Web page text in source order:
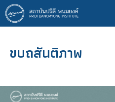
ข้าม
ไป
ยัง
หลักขบถสันติภาพ